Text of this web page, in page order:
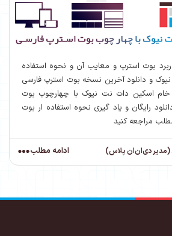
بوت استرپ و معایب آن و نحوه استفاده
و دانلود آخرین نسخه بوت استرپ فارسی
خام اسکین دات نت نیوک با چهارچوب بوت
رایگان و یاد گیری نحوه استفاده ار بوت
مراجعه کنید
دی‌ان‌ان پلاس) ادامه مطلب